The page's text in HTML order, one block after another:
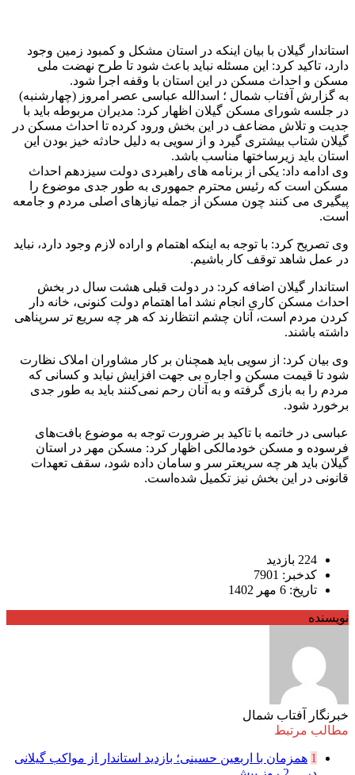
استاندار گیلان با بیان اینکه در استان مشکل و کمبود زمین وجود
دارد، تاکید کرد: این مسئله نباید باعث شود تا طرح نهضت ملی
مسکن و احداث مسکن در این استان با وقفه اجرا شود.
به گزارش آفتاب شمال ؛ اسدالله عباسی عصر امروز (چهارشنبه)
در جلسه شورای مسکن گیلان اظهار کرد: مدیران مربوطه باید با
جدیت و تلاش مضاعف در این بخش ورود کرده تا احداث مسکن در
گیلان شتاب بیشتری گیرد و از سویی به دلیل حادثه خیز بودن این
استان باید زیرساختها مناسب باشد.
وی ادامه داد: یکی از برنامه های راهبردی دولت سیزدهم احداث
مسکن است که رئیس محترم جمهوری به طور جدی موضوع را
پیگیری می کنند چون مسکن از جمله نیازهای اصلی مردم و جامعه
است.
وی تصریح کرد: با توجه به اینکه اهتمام و اراده لازم وجود دارد، نباید
در عمل شاهد توقف کار باشیم.
استاندار گیلان اضافه کرد: در دولت قبلی هشت سال در بخش
احداث مسکن کاری انجام نشد اما اهتمام دولت کنونی، خانه دار
کردن مردم است، آنان چشم انتظارند که هر چه سریع تر سرپناهی
داشته باشند.
وی بیان کرد: از سویی باید همچنان بر کار مشاوران املاک نظارت
شود تا قیمت مسکن و اجاره بی جهت افزایش نیابد و کسانی که
مردم را به بازی گرفته و به آنان رحم نمی‌کنند باید به طور جدی
برخورد شود.
عباسی در خاتمه با تاکید بر ضرورت توجه به موضوع بافت‌های
فرسوده و مسکن خودمالکی اظهار کرد: مسکن مهر در استان
گیلان باید هر چه سریعتر سر و سامان داده شود، سقف تعهدات
قانونی در این بخش نیز تکمیل شده‌است.
224 بازدید
کدخبر: 7901
تاریخ: 6 مهر 1402
نویسنده
خبرنگار آفتاب شمال
مطالب مرتبط
1 همزمان با اربعین حسینی؛ بازدید استاندار از مواکب گیلانی